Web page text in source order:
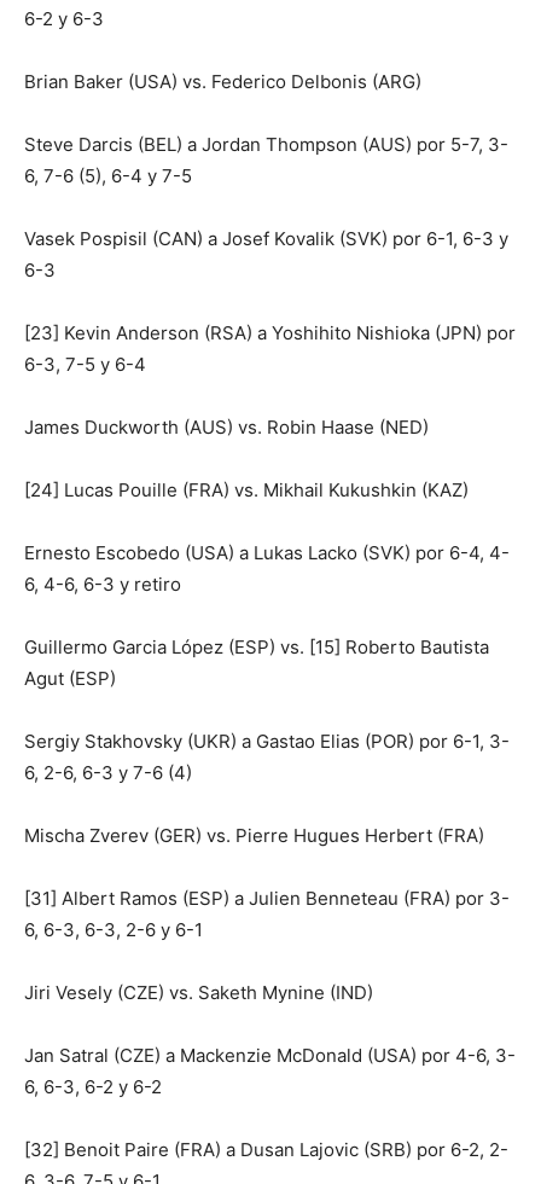
6-2 y 6-3
Brian Baker (USA) vs. Federico Delbonis (ARG)
Steve Darcis (BEL) a Jordan Thompson (AUS) por 5-7, 3-
6, 7-6 (5), 6-4 y 7-5
Vasek Pospisil (CAN) a Josef Kovalik (SVK) por 6-1, 6-3 y
6-3
[23] Kevin Anderson (RSA) a Yoshihito Nishioka (JPN) por
6-3, 7-5 y 6-4
James Duckworth (AUS) vs. Robin Haase (NED)
[24] Lucas Pouille (FRA) vs. Mikhail Kukushkin (KAZ)
Ernesto Escobedo (USA) a Lukas Lacko (SVK) por 6-4, 4-
6, 4-6, 6-3 y retiro
Guillermo Garcia López (ESP) vs. [15] Roberto Bautista
Agut (ESP)
Sergiy Stakhovsky (UKR) a Gastao Elias (POR) por 6-1, 3-
6, 2-6, 6-3 y 7-6 (4)
Mischa Zverev (GER) vs. Pierre Hugues Herbert (FRA)
[31] Albert Ramos (ESP) a Julien Benneteau (FRA) por 3-
6, 6-3, 6-3, 2-6 y 6-1
Jiri Vesely (CZE) vs. Saketh Mynine (IND)
Jan Satral (CZE) a Mackenzie McDonald (USA) por 4-6, 3-
6, 6-3, 6-2 y 6-2
[32] Benoit Paire (FRA) a Dusan Lajovic (SRB) por 6-2, 2-